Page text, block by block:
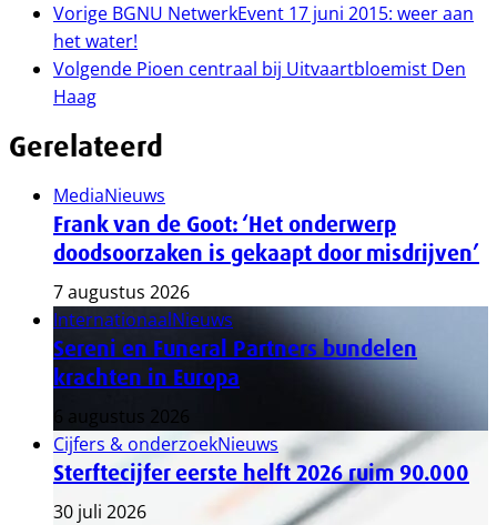
Vorige BGNU NetwerkEvent 17 juni 2015: weer aan
het water!
Volgende Pioen centraal bij Uitvaartbloemist Den
Haag
Gerelateerd
MediaNieuws
Frank van de Goot: ‘Het onderwerp
doodsoorzaken is gekaapt door misdrijven’
7 augustus 2026
InternationaalNieuws
Sereni en Funeral Partners bundelen
krachten in Europa
6 augustus 2026
Cijfers & onderzoekNieuws
Sterftecijfer eerste helft 2026 ruim 90.000
30 juli 2026